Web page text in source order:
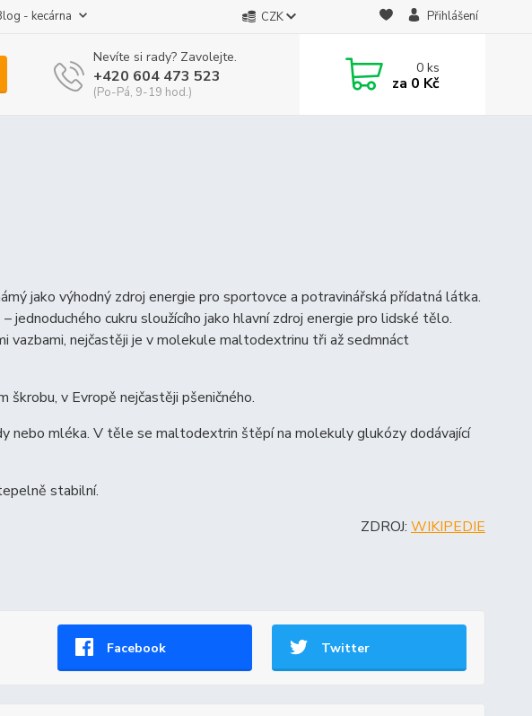
- kecárna CZK Přihlášení
Nevíte si rady? Zavolejte.
+420 604 473 523
(Po-Pá, 9-19 hod.)
0ks
za 0 Kč
jako výhodný zdroj energie pro sportovce a potravinářská přídatná látka.
cukru sloužícího jako hlavní zdroj energie pro lidské tělo.
nejčastěji je v molekule maltodextrinu tři až sedmnáct
v Evropě nejčastěji pšeničného.
nebo mléka. V těle se maltodextrin štěpí na molekuly glukózy dodávající
stabilní.
ZDROJ: WIKIPEDIE
Facebook Twitter